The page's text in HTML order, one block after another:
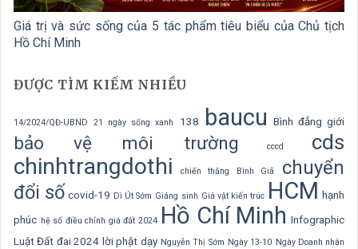
Giá trị và sức sống của 5 tác phẩm tiêu biểu của Chủ tịch
Hồ Chí Minh
ĐƯỢC TÌM KIẾM NHIỀU
14/2024/QĐ-UBND 21 ngày sống xanh 138 baucu Bình đẳng giới
bảo vệ môi trường cccd cds
chinhtrangdothi chiến thắng Bình Giã
chuyển
đổi số covid-19 Dì Út Sớm Giáng sinh Giá vật kiến trúc HCM hạnh
phúc hệ số điều chỉnh giá đất 2024 Hồ Chí Minh Infographic
Luật Đất đai 2024 lời phật dạy Nguyễn Thị Sớm Ngày 13-10 Ngày Doanh nhân